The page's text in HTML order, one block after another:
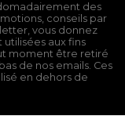
des
conseils par
vous donnez
aux fins
moment être retiré
de nos emails. Ces
en dehors de